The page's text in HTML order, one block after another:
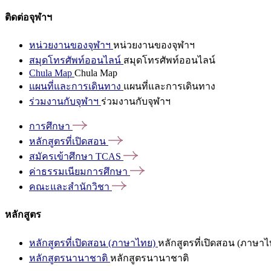
ติดต่อจุฬาฯ
หน่วยงานของจุฬาฯ หน่วยงานของจุฬาฯ
สมุดโทรศัพท์ออนไลน์ สมุดโทรศัพท์ออนไลน์
Chula Map Chula Map
แผนที่และการเดินทาง แผนที่และการเดินทาง
ร่วมงานกับจุฬาฯ ร่วมงานกับจุฬาฯ
การศึกษา
หลักสูตรที่เปิดสอน
สมัครเข้าศึกษา TCAS
ค่าธรรมเนียมการศึกษา
คณะและสำนักวิชา
หลักสูตร
หลักสูตรที่เปิดสอน (ภาษาไทย) หลักสูตรที่เปิดสอน (ภาษาไ
หลักสูตรนานาชาติ หลักสูตรนานาชาติ